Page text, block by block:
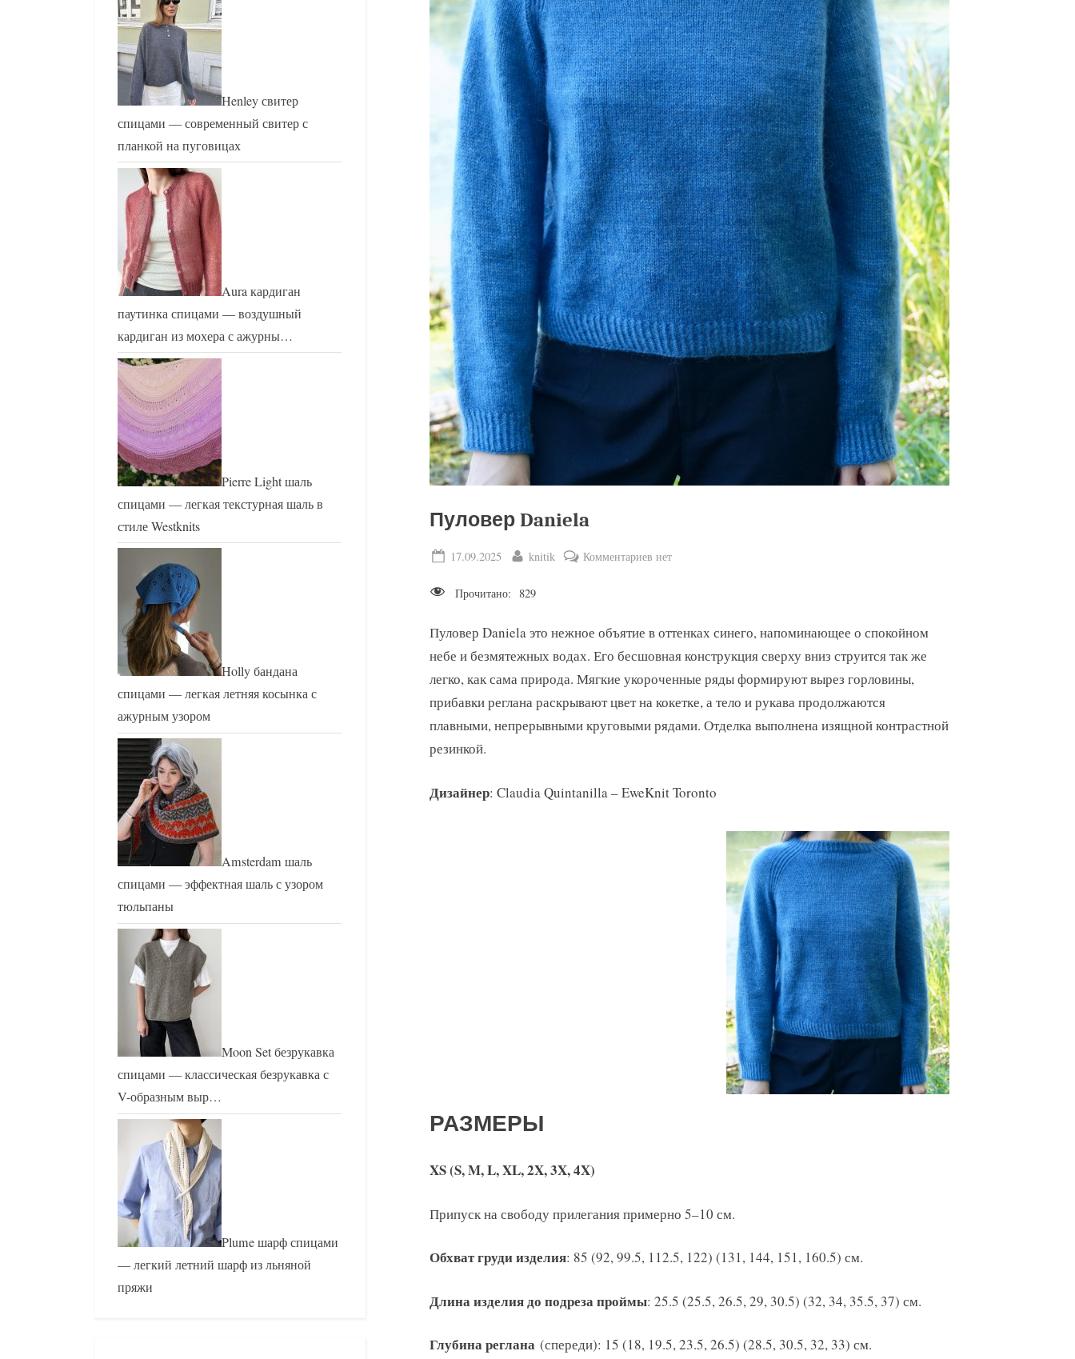
Пуловер Daniela
Posted
17.09.2025 By
knitik Комментариев кнет
Прочитано: 829
Пуловер Daniela это нежное объятие в оттенках синего, напоминающее о спокойном
небе и безмятежных водах. Его бесшовная конструкция сверху вниз струится так же
легко, как сама природа. Мягкие укороченные ряды формируют вырез горловины,
прибавки реглана раскрывают цвет на кокетке, а тело и рукава продолжаются
плавными, непрерывными круговыми рядами. Отделка выполнена изящной контрастной
резинкой.
Дизайнер: Claudia Quintanilla – EweKnit Toronto
РАЗМЕРЫ
XS (S, M, L, XL, 2X, 3X, 4X)
Припуск на свободу прилегания примерно 5–10 см.
Обхват груди изделия: 85 (92, 99.5, 112.5, 122) (131, 144, 151, 160.5) см.
Длина изделия до подреза проймы: 25.5 (25.5, 26.5, 29, 30.5) (32, 34, 35.5, 37) см.
Глубина реглана (спереди): 15 (18, 19.5, 23.5, 26.5) (28.5, 30.5, 32, 33) см.
Henley свитер
спицами — современный свитер с
планкой на пуговицах
Aura кардиган
паутинка спицами — воздушный
кардиган из мохера с ажурны…
Pierre Light шаль
спицами — легкая текстурная шаль в
стиле Westknits
Holly бандана
спицами — легкая летняя косынка с
ажурным узором
Amsterdam шаль
спицами — эффектная шаль с узором
тюльпаны
Moon Set безрукавка
спицами — классическая безрукавка с
V-образным выр…
Plume шарф спицами
— легкий летний шарф из льняной
пряжи